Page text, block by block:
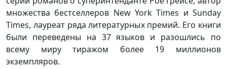
множества бестселлеров New York Times и Sunday
Times, лауреат ряда литературных премий. Его книги
были переведены на 37 языков и разошлись по
всему миру тиражом более 19 миллионов
экземпляров.